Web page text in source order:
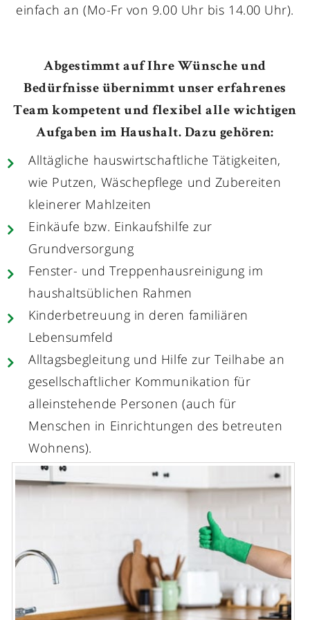
einfach an (Mo-Fr von 9.00 Uhr bis 14.00 Uhr).
Abgestimmt auf Ihre Wünsche und
Bedürfnisse übernimmt unser erfahrenes
Team kompetent und flexibel alle wichtigen
Aufgaben im Haushalt. Dazu gehören:
Alltägliche hauswirtschaftliche Tätigkeiten,
wie Putzen, Wäschepflege und Zubereiten
kleinerer Mahlzeiten
Einkäufe bzw. Einkaufshilfe zur
Grundversorgung
Fenster- und Treppenhausreinigung im
haushaltsüblichen Rahmen
Kinderbetreuung in deren familiären
Lebensumfeld
Alltagsbegleitung und Hilfe zur Teilhabe an
gesellschaftlicher Kommunikation für
alleinstehende Personen (auch für
Menschen in Einrichtungen des betreuten
Wohnens).